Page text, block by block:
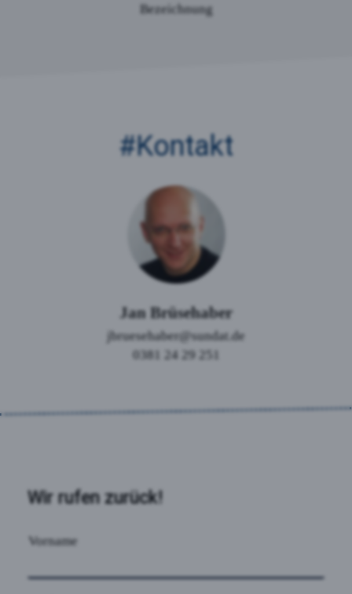
Bezeichnung
#Kontakt
Jan Brüsehaber
jbruesehaber@sundat.de
0381 24 29 251
Wir rufen zurück!
Vorname